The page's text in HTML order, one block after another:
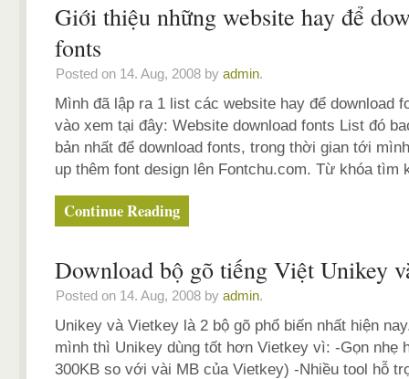
Giới thiệu những website hay để
fonts
Posted on 14. Aug, 2008 by admin.
Mình đã lập ra 1 list các website hay để download
vào xem tại đây: Website download fonts List đó
bản nhất để download fonts, trong thời gian tới
up thêm font design lên Fontchu.com. Từ khóa
Continue Reading
Download bộ gõ tiếng Việt Unikey
Posted on 14. Aug, 2008 by admin.
Unikey và Vietkey là 2 bộ gõ phổ biến nhất hiện
mình thì Unikey dùng tốt hơn Vietkey vì: -Gọn nhẹ
300KB so với vài MB của Vietkey) -Nhiều tool hỗ